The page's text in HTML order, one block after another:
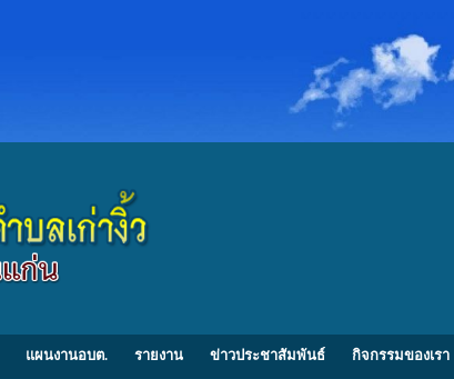
แผนงานอบต. รายงาน ข่าวประชาสัมพันธ์ กิจกรรมของเรา